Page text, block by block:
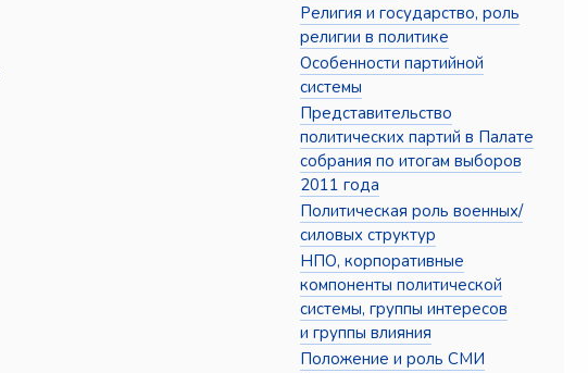
Религия и государство, роль
религии в политике
Особенности партийной
системы
Представительство
политических партий в Палате
собрания по итогам выборов
2011 года
Политическая роль военных/
силовых структур
НПО, корпоративные
компоненты политической
системы, группы интересов
и группы влияния
Положение и роль СМИ